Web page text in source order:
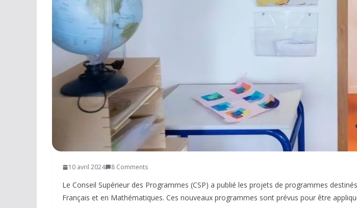
Réseaux sociaux
10 avril 2024 8 Comments
Le Conseil Supérieur des Programmes (CSP) a publié les projets de programmes
Français et en Mathématiques. Ces nouveaux programmes sont prévus pour être